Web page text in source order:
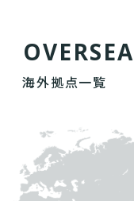
OVERSEA
海外拠点一覧